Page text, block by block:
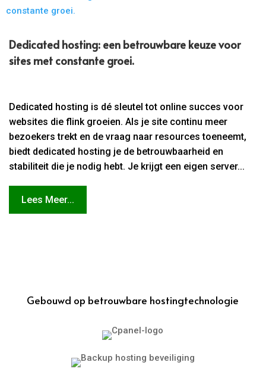
Dedicated hosting: een betrouwbare keuze voor
sites met constante groei.​
Dedicated hosting is dé sleutel tot online succes voor
websites die flink groeien. Als je site continu meer
bezoekers trekt en de vraag naar resources toeneemt,
biedt dedicated hosting je de betrouwbaarheid en
stabiliteit die je nodig hebt. Je krijgt een eigen server...
Lees Meer...
Gebouwd op betrouwbare hostingtechnologie